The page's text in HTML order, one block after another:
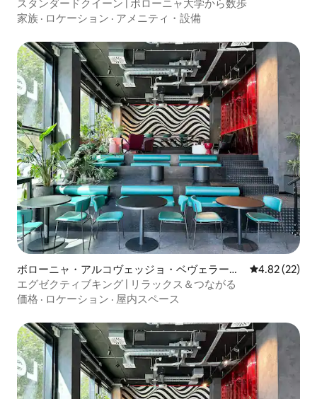
スタンダードクイーン | ボローニャ大学から数歩
家族 · ロケーション · アメニティ・設備
ボローニャ・アルコヴェッジョ・ベヴェラーラ
のホテル客室
レビュー22
4.82 (22)
エグゼクティブキング | リラックス＆つながる
価格 · ロケーション · 屋内スペース